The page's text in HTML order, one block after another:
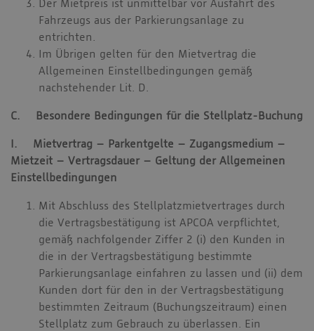
Der Mietpreis ist unmittelbar vor Ausfahrt des
Fahrzeugs aus der Parkierungsanlage zu
entrichten.
Im Übrigen gelten für den Mietvertrag die
Allgemeinen Einstellbedingungen gemäß
nachstehender Lit. D.
C. Besondere Bedingungen für die Stellplatz-Buchung
I. Mietvertrag – Parkentgelte – Zugangsmedium –
Mietzeit – Vertragsdauer – Geltung der Allgemeinen
Einstellbedingungen
Mit Abschluss des Stellplatzmietvertrages durch
die Vertragsbestätigung ist APCOA verpflichtet,
gemäß nachfolgender Ziffer 2 (i) den Kunden in
die in der Vertragsbestätigung bestimmte
Parkierungsanlage einfahren zu lassen und (ii) dem
Kunden dort für den in der Vertragsbestätigung
bestimmten Zeitraum (Buchungszeitraum) einen
Stellplatz zum Gebrauch zu überlassen. Ein